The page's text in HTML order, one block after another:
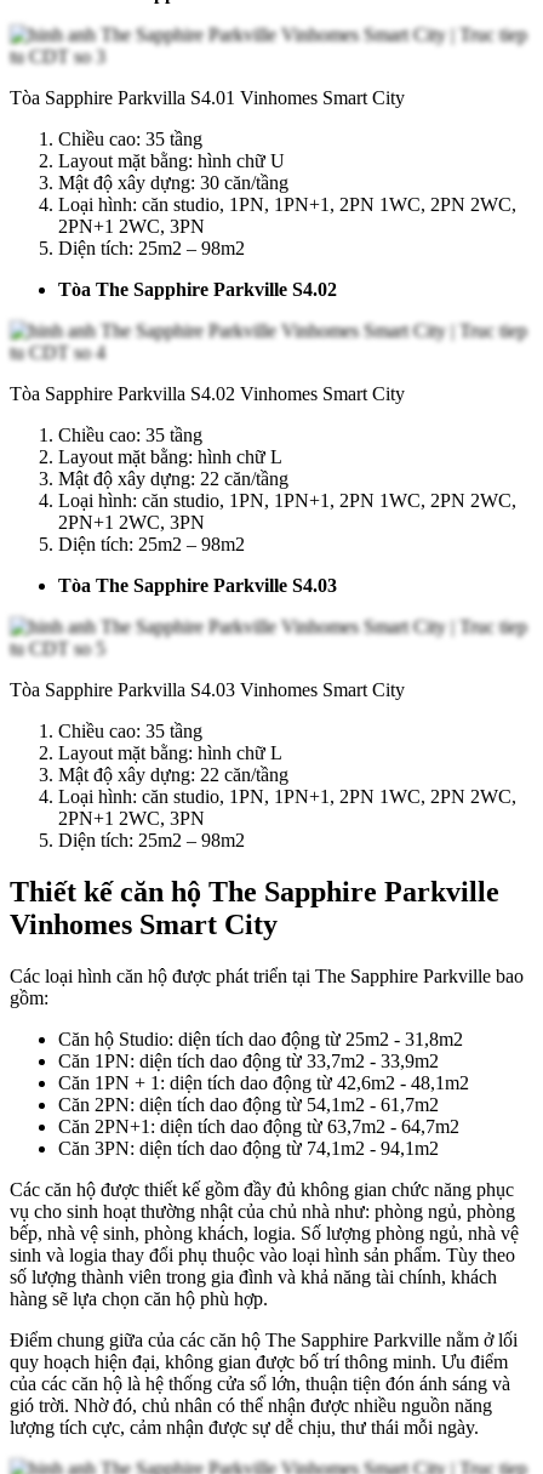
Tòa Sapphire Parkvilla S4.01 Vinhomes Smart City
Chiều cao: 35 tầng
Layout mặt bằng: hình chữ U
Mật độ xây dựng: 30 căn/tầng
Loại hình: căn studio, 1PN, 1PN+1, 2PN 1WC, 2PN 2WC,
2PN+1 2WC, 3PN
Diện tích: 25m2 – 98m2
Tòa The Sapphire Parkville S4.02
Tòa Sapphire Parkvilla S4.02 Vinhomes Smart City
Chiều cao: 35 tầng
Layout mặt bằng: hình chữ L
Mật độ xây dựng: 22 căn/tầng
Loại hình: căn studio, 1PN, 1PN+1, 2PN 1WC, 2PN 2WC,
2PN+1 2WC, 3PN
Diện tích: 25m2 – 98m2
Tòa The Sapphire Parkville S4.03
Tòa Sapphire Parkvilla S4.03 Vinhomes Smart City
Chiều cao: 35 tầng
Layout mặt bằng: hình chữ L
Mật độ xây dựng: 22 căn/tầng
Loại hình: căn studio, 1PN, 1PN+1, 2PN 1WC, 2PN 2WC,
2PN+1 2WC, 3PN
Diện tích: 25m2 – 98m2
Thiết kế căn hộ The Sapphire Parkville
Vinhomes Smart City
Các loại hình căn hộ được phát triển tại The Sapphire Parkville bao
gồm:
Căn hộ Studio: diện tích dao động từ 25m2 - 31,8m2
Căn 1PN: diện tích dao động từ 33,7m2 - 33,9m2
Căn 1PN + 1: diện tích dao động từ 42,6m2 - 48,1m2
Căn 2PN: diện tích dao động từ 54,1m2 - 61,7m2
Căn 2PN+1: diện tích dao động từ 63,7m2 - 64,7m2
Căn 3PN: diện tích dao động từ 74,1m2 - 94,1m2
Các căn hộ được thiết kế gồm đầy đủ không gian chức năng phục
vụ cho sinh hoạt thường nhật của chủ nhà như: phòng ngủ, phòng
bếp, nhà vệ sinh, phòng khách, logia. Số lượng phòng ngủ, nhà vệ
sinh và logia thay đổi phụ thuộc vào loại hình sản phẩm. Tùy theo
số lượng thành viên trong gia đình và khả năng tài chính, khách
hàng sẽ lựa chọn căn hộ phù hợp.
Điểm chung giữa của các căn hộ The Sapphire Parkville nằm ở lối
quy hoạch hiện đại, không gian được bố trí thông minh. Ưu điểm
của các căn hộ là hệ thống cửa sổ lớn, thuận tiện đón ánh sáng và
gió trời. Nhờ đó, chủ nhân có thể nhận được nhiều nguồn năng
lượng tích cực, cảm nhận được sự dễ chịu, thư thái mỗi ngày.